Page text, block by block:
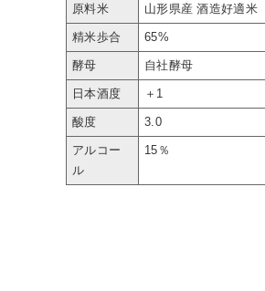
原料米 山形県産 酒造好適米
精米歩合 65%
酵母 自社酵母
日本酒度 ＋1
酸度 3.0
アルコー
ル
15％